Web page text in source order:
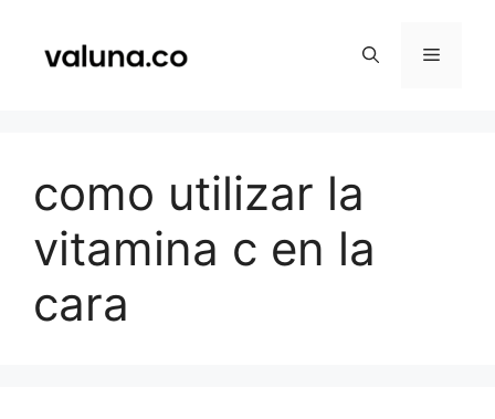
contenido
Menú
como utilizar la
vitamina c en la
cara